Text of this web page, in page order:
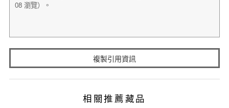
複製引用資訊
相關推薦藏品